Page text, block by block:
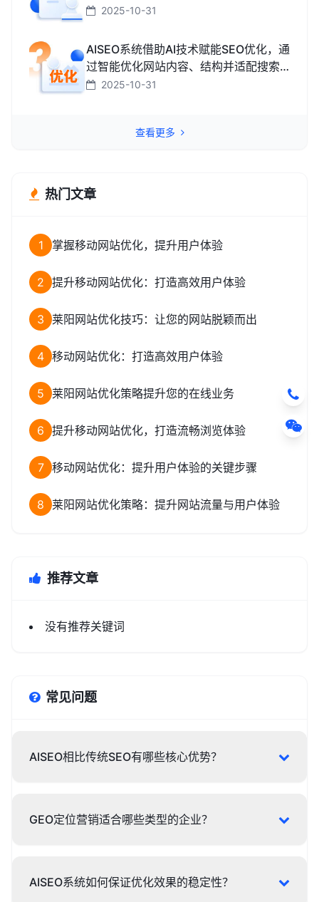
搜索引擎中排名靠前，获取海外精准流
2025-10-31
AISEO系统借助AI技术赋能SEO优化，通
过智能优化网站内容、结构并适配搜索
引擎规则，助力网站快速提升排名，从
2025-10-31
查看更多
热门文章
1 掌握移动网站优化，提升用户体验
2 提升移动网站优化：打造高效用户体验
3 莱阳网站优化技巧：让您的网站脱颖而出
4 移动网站优化：打造高效用户体验
5 莱阳网站优化策略提升您的在线业务
6 提升移动网站优化，打造流畅浏览体验
7 移动网站优化：提升用户体验的关键步骤
8 莱阳网站优化策略：提升网站流量与用户体验
推荐文章
没有推荐关键词
常见问题
AISEO相比传统SEO有哪些核心优势？
GEO定位营销适合哪些类型的企业？
AISEO系统如何保证优化效果的稳定性？